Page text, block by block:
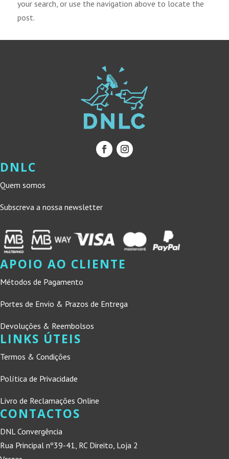
your search, or use the navigation above to locate the
post.
DNLC
Quem somos
Subscreva a nossa newsletter
APOIO AO CLIENTE
Métodos de Pagamento
Portes de Envio & Prazos de Entrega
Devoluções & Reembolsos
LINKS ÚTEIS
Termos & Condições
Política de Privacidade
Livro de Reclamações Online
CONTACTOS
DNL Convergência
Rua Principal nº39-41, RC Direito, Loja 2